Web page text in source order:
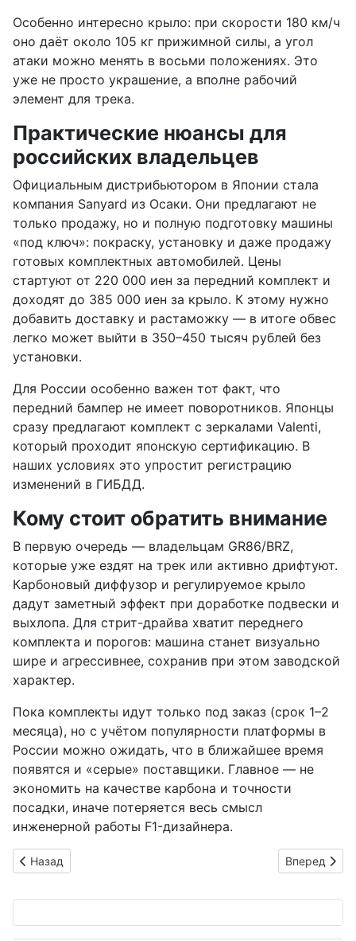
Особенно интересно крыло: при скорости 180 км/ч
оно даёт около 105 кг прижимной силы, а угол
атаки можно менять в восьми положениях. Это
уже не просто украшение, а вполне рабочий
элемент для трека.
Практические нюансы для
российских владельцев
Официальным дистрибьютором в Японии стала
компания Sanyard из Осаки. Они предлагают не
только продажу, но и полную подготовку машины
«под ключ»: покраску, установку и даже продажу
готовых комплектных автомобилей. Цены
стартуют от 220 000 иен за передний комплект и
доходят до 385 000 иен за крыло. К этому нужно
добавить доставку и растаможку — в итоге обвес
легко может выйти в 350–450 тысяч рублей без
установки.
Для России особенно важен тот факт, что
передний бампер не имеет поворотников. Японцы
сразу предлагают комплект с зеркалами Valenti,
который проходит японскую сертификацию. В
наших условиях это упростит регистрацию
изменений в ГИБДД.
Кому стоит обратить внимание
В первую очередь — владельцам GR86/BRZ,
которые уже ездят на трек или активно дрифтуют.
Карбоновый диффузор и регулируемое крыло
дадут заметный эффект при доработке подвески и
выхлопа. Для стрит-драйва хватит переднего
комплекта и порогов: машина станет визуально
шире и агрессивнее, сохранив при этом заводской
характер.
Пока комплекты идут только под заказ (срок 1–2
месяца), но с учётом популярности платформы в
России можно ожидать, что в ближайшее время
появятся и «серые» поставщики. Главное — не
экономить на качестве карбона и точности
посадки, иначе потеряется весь смысл
инженерной работы F1-дизайнера.
Предыдущий: LE VOLANT CARS MEET 2026 Yokohama:
Назад Следующий:
Вперед